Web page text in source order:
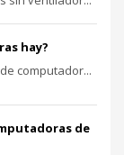
hay?
computador...
de